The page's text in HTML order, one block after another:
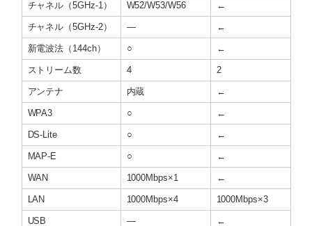
チャネル（5GHz-1） W52/W53/W56 ←
チャネル（5GHz-2） ― ←
新電波法（144ch） ○ ←
ストリーム数 4 2
アンテナ 内蔵 ←
WPA3 ○ ←
DS-Lite ○ ←
MAP-E ○ ←
WAN 1000Mbps×1 ←
LAN 1000Mbps×4 1000Mbps×3
USB ― ←